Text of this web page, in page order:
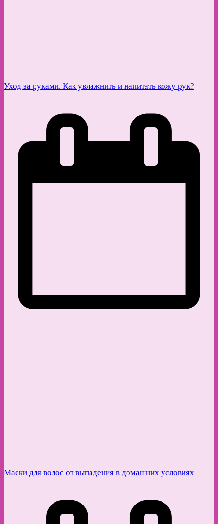
Уход за руками. Как увлажнить и напитать кожу рук?
Маски для волос от выпадения в домашних условиях